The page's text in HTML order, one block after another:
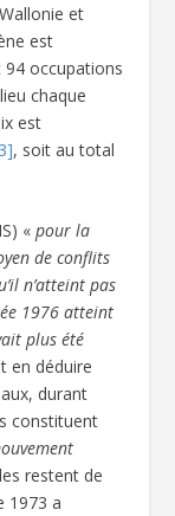
et
est
occupations
chaque
est
, soit au total
«pour la
de conflits
n’atteint pas
1976 atteint
plus été
en déduire
durant
constituent
restent de
1973 a